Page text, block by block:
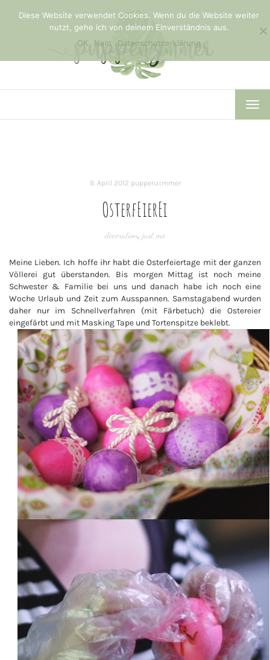
9. April 2012 puppenzimmer
OsterfEierEi
decoration, just me
Meine Lieben. Ich hoffe ihr habt die Osterfeiertage mit der ganzen
Völlerei gut überstanden. Bis morgen Mittag ist noch meine
Schwester & Familie bei uns und danach habe ich noch eine
Woche Urlaub und Zeit zum Ausspannen. Samstagabend wurden
daher nur im Schnellverfahren (mit Färbetuch) die Ostereier
eingefärbt und mit Masking Tape und Tortenspitze beklebt.
Diese Website verwendet Cookies. Wenn du die Website weiter
nutzt, gehe ich von deinem Einverständnis aus.
OK
Nein Datenschutzerklärung